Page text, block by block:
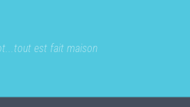
est fait maison